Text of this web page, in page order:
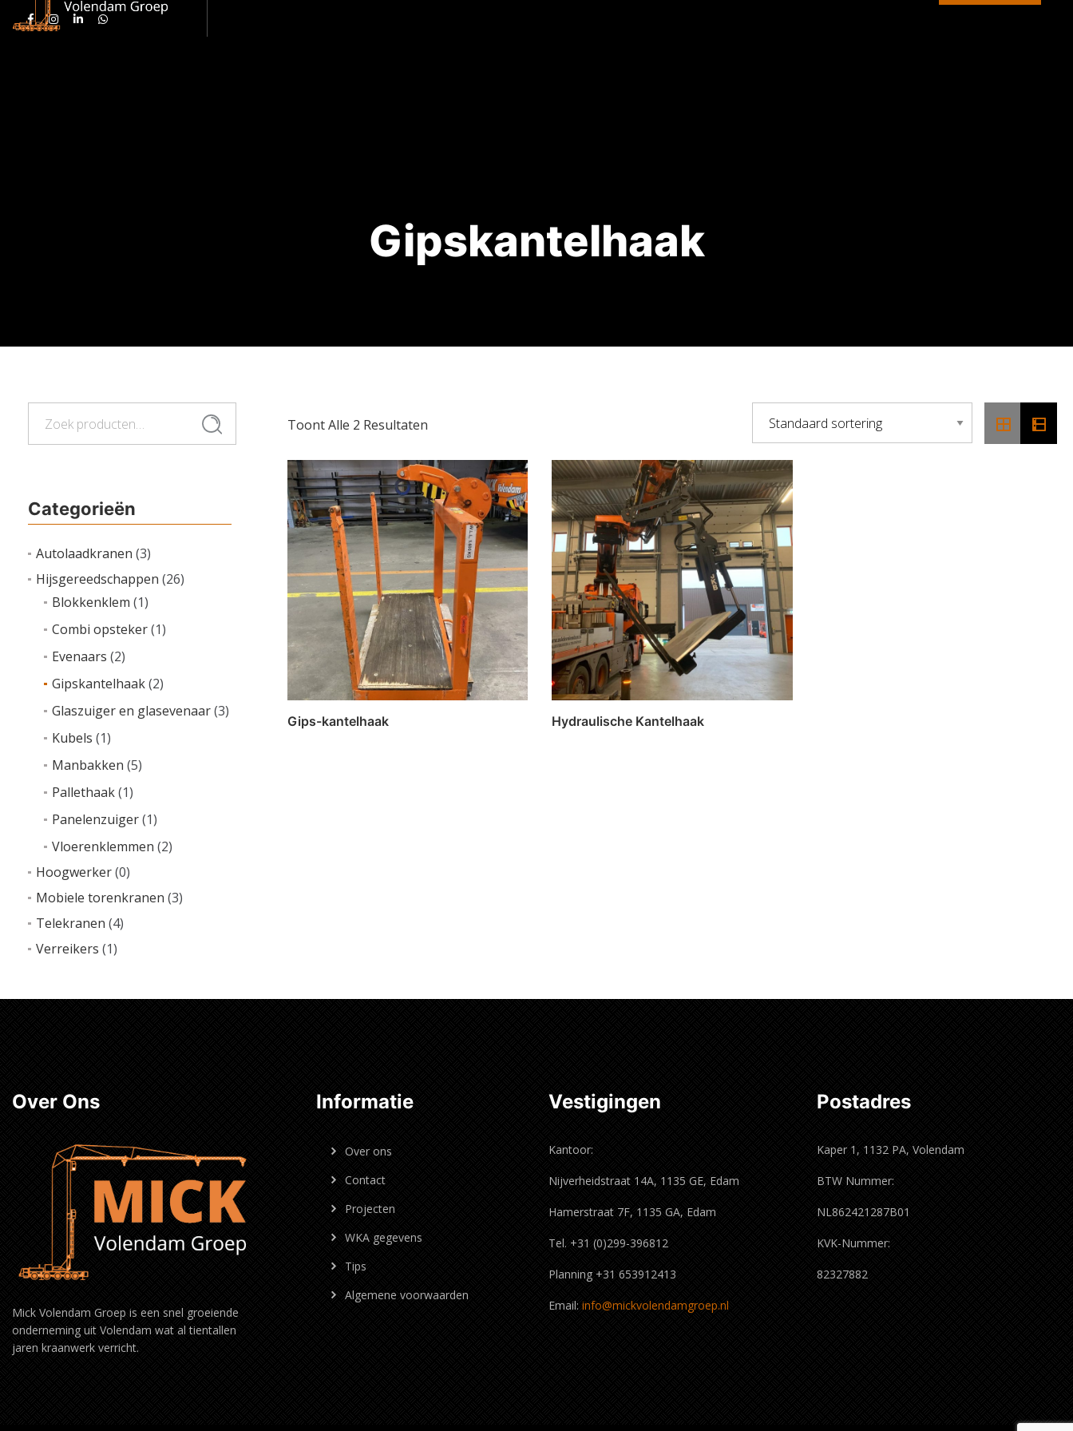
Gipskantelhaak
naar:
Zoeken
Categorieën
Autolaadkranen (3)
Hijsgereedschappen (26)
Blokkenklem (1)
Combi opsteker(1)
Evenaars (2)
Gipskantelhaak(2)
Glaszuiger en glasevenaar(3)
Kubels (1)
Manbakken (5)
Pallethaak(1)
Panelenzuiger(1)
Vloerenklemmen (2)
Hoogwerker(0)
Mobiele torenkranen (3)
Telekranen (4)
Verreikers (1)
Toont Alle 2 Resultaten
Gips-kantelhaak Hydraulische Kantelhaak
Over Ons
Mick Volendam Groep is een snel groeiende
onderneming uit Volendam wat al tientallen
jaren kraanwerk verricht.
Informatie
Over ons
Contact
Projecten
WKA gegevens
Tips
Algemene voorwaarden
Vestigingen
Kantoor:
Nijverheidstraat 14A, 1135 GE, Edam
Hamerstraat 7F, 1135 GA, Edam
Tel. +31 (0)299-396812
Planning +31 653912413
Email: info@mickvolendamgroep.nl
Postadres
Kaper 1, 1132 PA, Volendam
BTW Nummer:
NL862421287B01
KVK-Nummer:
82327882